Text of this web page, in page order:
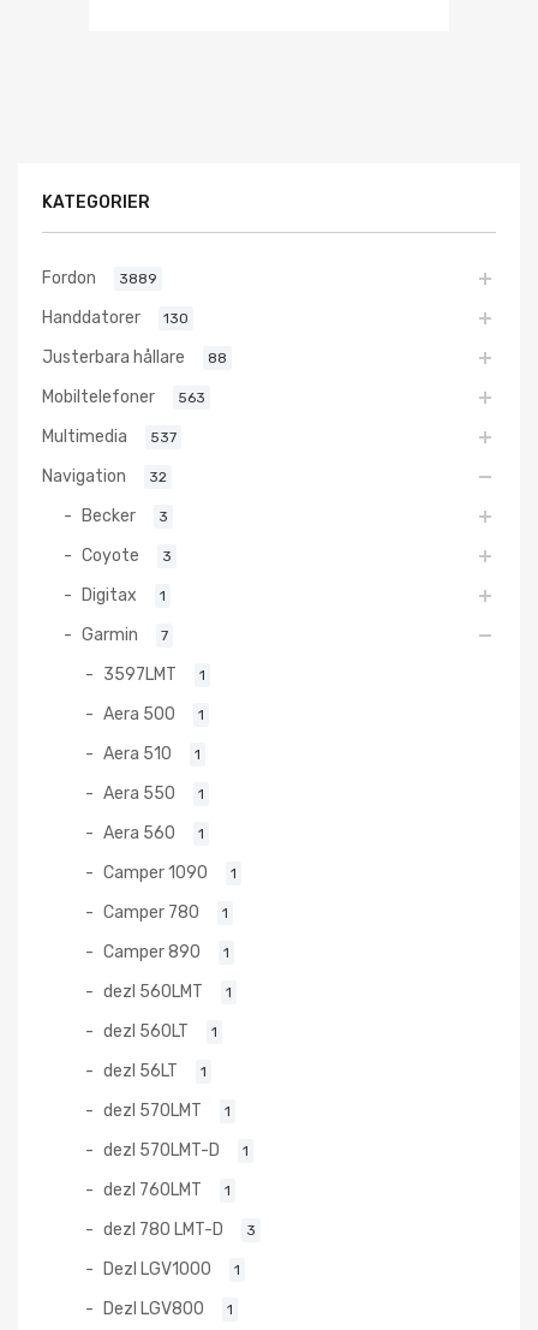
KATEGORIER
Fordon 3889
Handdatorer 130
Justerbara hållare 88
Mobiltelefoner 563
Multimedia 537
Navigation 32
Becker 3
Coyote 3
Digitax 1
Garmin 7
3597LMT 1
Aera 500 1
Aera 510 1
Aera 550 1
Aera 560 1
Camper 1090 1
Camper 780 1
Camper 890 1
dezl 560LMT 1
dezl 560LT 1
dezl 56LT 1
dezl 570LMT 1
dezl 570LMT-D 1
dezl 760LMT 1
dezl 780 LMT-D 3
Dezl LGV1000 1
Dezl LGV800 1